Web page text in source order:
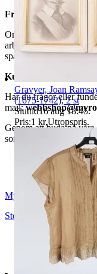
Frakt
Om du har valt frakt
arbetsdagar. När din
spårningsnummer av
Kundservice
Har du frågor eller
mail:
Genom att buda på
som du hittar på vår
Myrorna
Stockholm , Sverige
Gravyer, Joan
(1675-1742), 2 st
Sluttid16 aug 18:45.
Pris:1 kr,Utropspris.